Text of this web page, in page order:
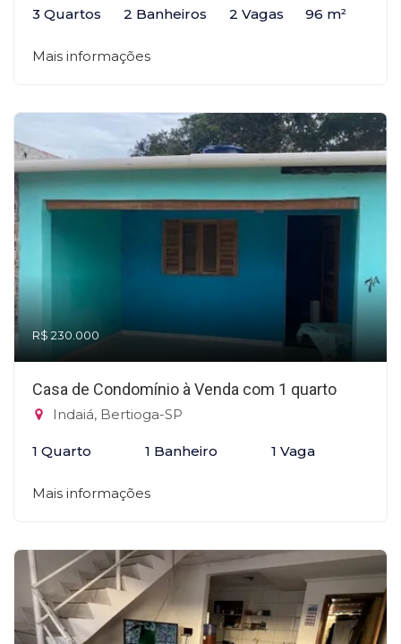
3 Quartos 2 Banheiros 2 Vagas 96 m²
Mais informações
R$ 230.000
Casa de Condomínio à Venda com 1 quarto
Indaiá, Bertioga-SP
1 Quarto 1 Banheiro 1 Vaga
Mais informações